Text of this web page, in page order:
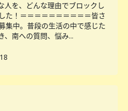
人を、どんな理由でブロックし
た！＝＝＝＝＝＝＝＝＝＝皆さ
集中。普段の生活の中で感じた
、南への質問、悩み...